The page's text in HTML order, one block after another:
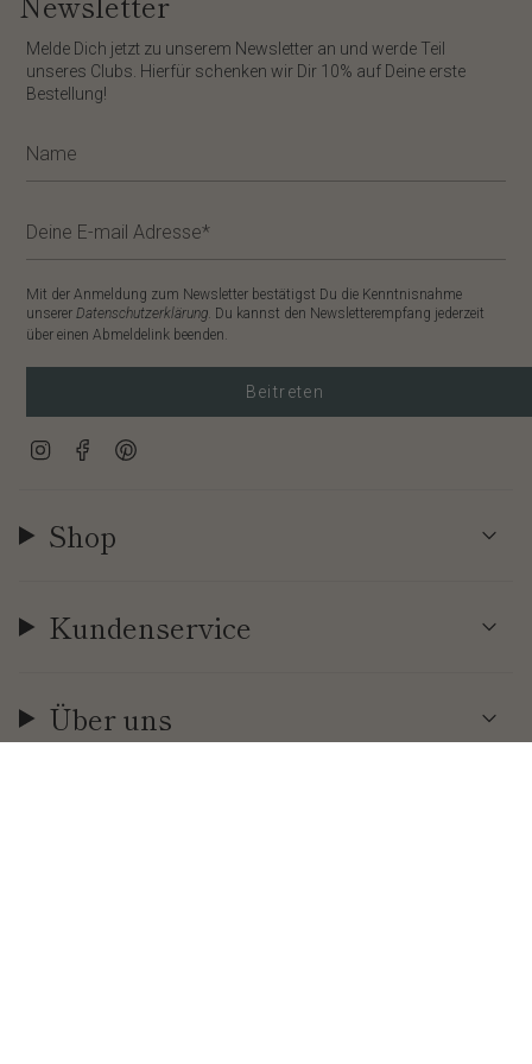
​Melde Dich jetzt zu unserem Newsletter an und werde Teil
unseres Clubs. Hierfür schenken wir Dir 10% auf Deine erste
Bestellung!
Mit der Anmeldung zum Newsletter bestätigst Du die Kenntnisnahme
unserer Datenschutzerklärung. Du kannst den Newsletterempfang jederzeit
über einen Abmeldelink beenden.
Beitreten
InstagramFacebook
Shop
Kundenservice
Über uns